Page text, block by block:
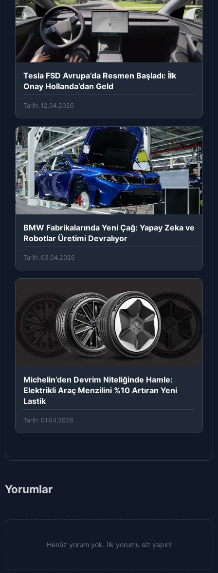
Tesla FSD Avrupa’da Resmen Başladı: İlk
Onay Hollanda’dan Geld
Tarih: 12.04.2026
BMW Fabrikalarında Yeni Çağ: Yapay Zeka ve
Robotlar Üretimi Devralıyor
Tarih: 03.04.2026
Michelin’den Devrim Niteliğinde Hamle:
Elektrikli Araç Menzilini %10 Artıran Yeni
Lastik
Tarih: 01.04.2026
Yorumlar
Henüz yorum yok. İlk yorumu siz yapın!